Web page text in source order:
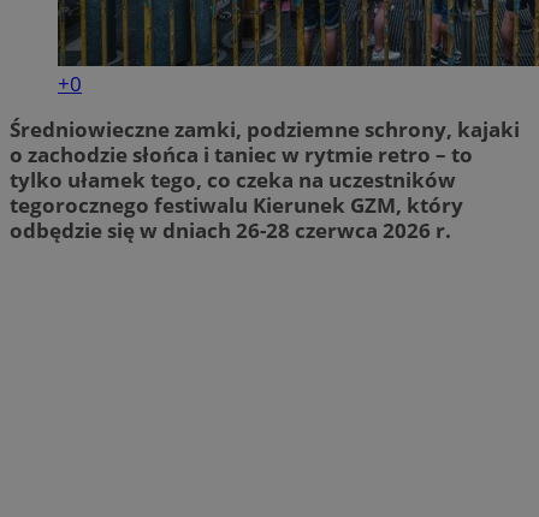
+0
Średniowieczne zamki, podziemne schrony, kajaki
o zachodzie słońca i taniec w rytmie retro – to
tylko ułamek tego, co czeka na uczestników
tegorocznego festiwalu Kierunek GZM, który
odbędzie się w dniach 26-28 czerwca 2026 r.